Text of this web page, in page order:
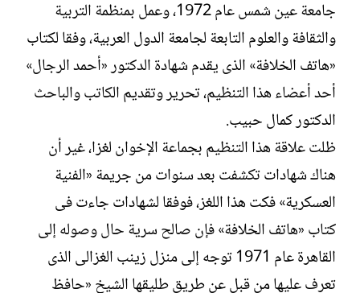
جامعة عين شمس عام 1972، وعمل بمنظمة التربية
والثقافة والعلوم التابعة لجامعة الدول العربية، وفقا لكتاب
«هاتف الخلافة» الذى يقدم شهادة الدكتور «أحمد الرجال»
أحد أعضاء هذا التنظيم، تحرير وتقديم الكاتب والباحث
الدكتور كمال حبيب.
ظلت علاقة هذا التنظيم بجماعة الإخوان لغزا، غير أن
هناك شهادات تكشفت بعد سنوات من جريمة «الفنية
العسكرية» فكت هذا اللغز، فوفقا لشهادات جاءت فى
كتاب «هاتف الخلافة» فإن صالح سرية حال وصوله إلى
القاهرة عام 1971 توجه إلى منزل زينب الغزالى الذى
تعرف عليها من قبل عن طريق طليقها الشيخ «حافظ